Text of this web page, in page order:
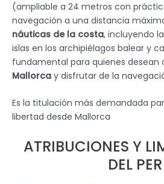
(ampliable a 24 metros con
navegación a una distancia
náuticas de la costa, incluyendo
islas en los archipiélagos balear y
fundamental para quienes desean
Mallorca y disfrutar de la
Es la titulación más demandada
libertad desde Mallorca
ATRIBUCIONES Y
DEL PER